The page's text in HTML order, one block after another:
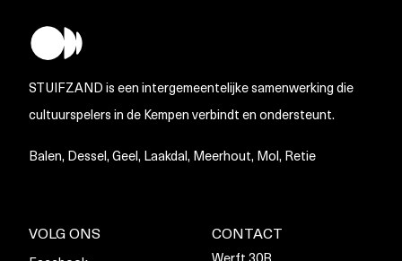
STUIFZAND is een intergemeentelijke samenwerking die
cultuurspelers in de Kempen verbindt en ondersteunt.
Balen, Dessel, Geel, Laakdal, Meerhout, Mol, Retie
VOLG ONS CONTACT